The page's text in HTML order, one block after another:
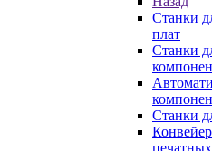
Станки
плат
Станки
Станки